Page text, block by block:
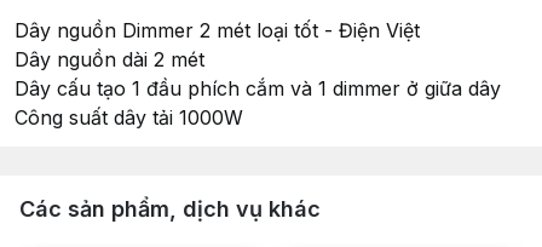
Dây nguồn Dimmer 2 mét loại tốt - Điện Việt
Dây nguồn dài 2 mét
Dây cấu tạo 1 đầu phích cắm và 1 dimmer ở giữa dây
Công suất dây tải 1000W
Các sản phẩm, dịch vụ khác